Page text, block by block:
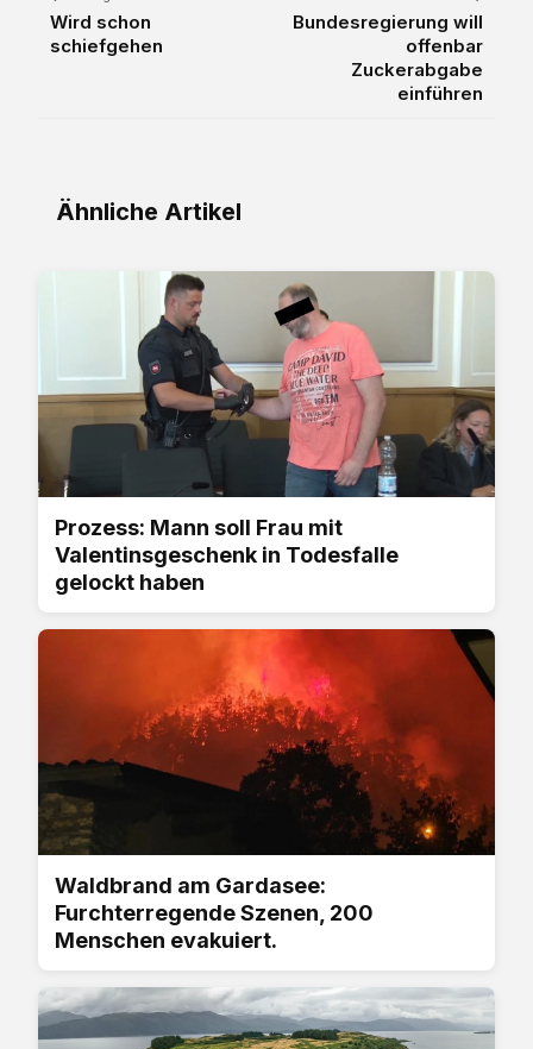
Wird schon
schiefgehen
Bundesregierung will
offenbar
Zuckerabgabe
einführen
Ähnliche Artikel
Prozess: Mann soll Frau mit
Valentinsgeschenk in Todesfalle
gelockt haben
Waldbrand am Gardasee:
Furchterregende Szenen, 200
Menschen evakuiert.